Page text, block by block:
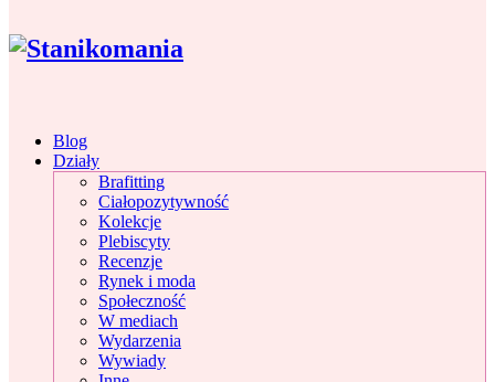
Blog
Działy
Brafitting
Ciałopozytywność
Kolekcje
Plebiscyty
Recenzje
Rynek i moda
Społeczność
W mediach
Wydarzenia
Wywiady